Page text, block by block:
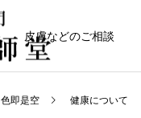
皮膚などのご相談
色即是空 健康について